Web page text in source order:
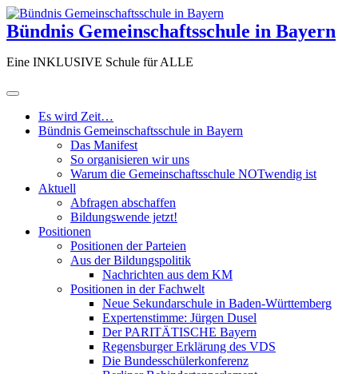
Zum
Inhalt
springen
Bündnis Gemeinschaftsschule in Bayern
Eine INKLUSIVE Schule für ALLE
Es wird Zeit…
Bündnis Gemeinschaftsschule in Bayern
Das Manifest
So organisieren wir uns
Warum die Gemeinschaftsschule NOTwendig ist
Aktuell
Abfragen abschaffen
Bildungswende jetzt!
Positionen
Positionen der Parteien
Aus der Bildungspolitik
Nachrichten aus dem KM
Positionen in der Fachwelt
Neue Sekundarschule in Baden-Württemberg
Expertenstimme: Jürgen Dusel
Der PARITÄTISCHE Bayern
Regensburger Erklärung des VDS
Die Bundesschülerkonferenz